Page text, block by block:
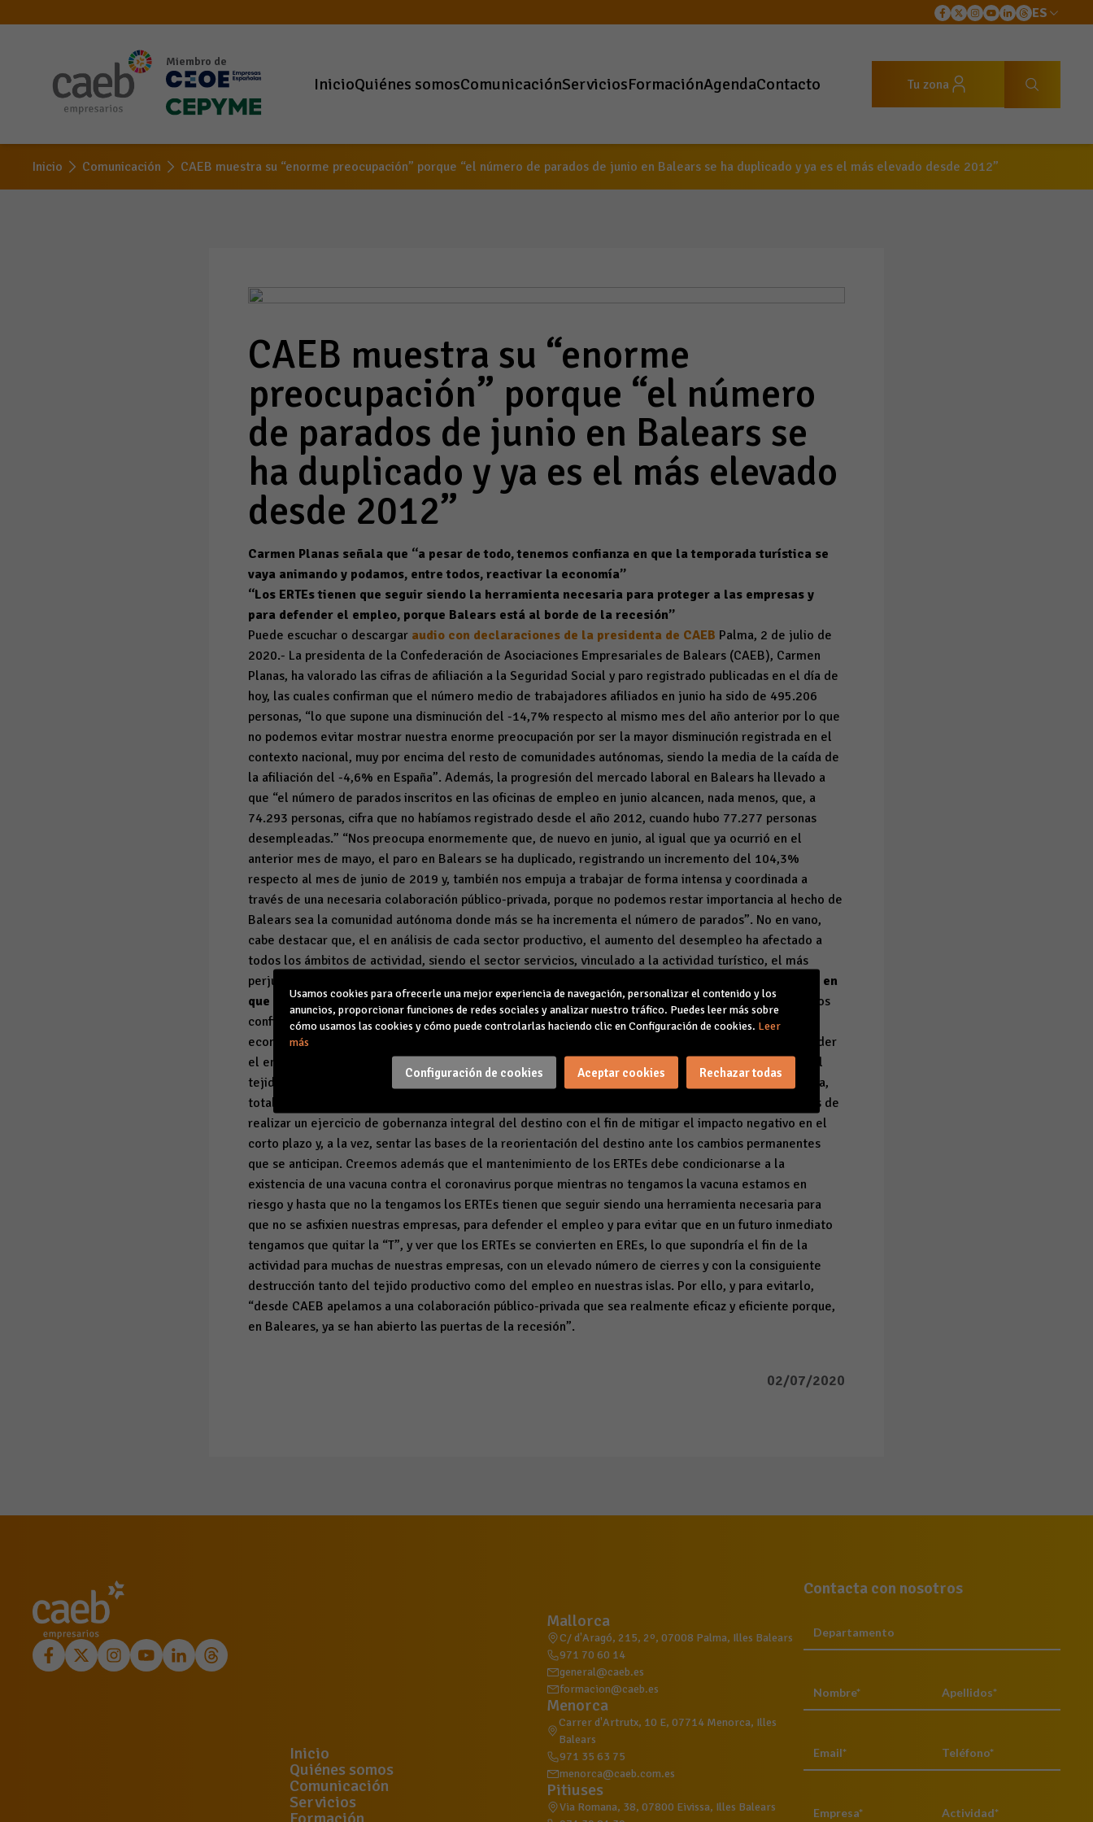
ES
Miembro de
InicioQuiénes somosComunicaciónServiciosFormaciónAgendaContacto Tu zona
Inicio Comunicación CAEB muestra su “enorme preocupación” porque “el número de parados de junio en Balears se ha duplicado y ya es el más elevado desde 2012”
CAEB muestra su “enorme
preocupación” porque “el número
de parados de junio en Balears se
ha duplicado y ya es el más elevado
desde 2012”
Carmen Planas señala que “a pesar de todo, tenemos confianza en que la temporada turística se
vaya animando y podamos, entre todos, reactivar la economía”
“Los ERTEs tienen que seguir siendo la herramienta necesaria para proteger a las empresas y
para defender el empleo, porque Balears está al borde de la recesión”
Puede escuchar o descargar audio con declaraciones de la presidenta de CAEB Palma, 2 de julio de
2020.- La presidenta de la Confederación de Asociaciones Empresariales de Balears (CAEB), Carmen
Planas, ha valorado las cifras de afiliación a la Seguridad Social y paro registrado publicadas en el día de
hoy, las cuales confirman que el número medio de trabajadores afiliados en junio ha sido de 495.206
personas, “lo que supone una disminución del -14,7% respecto al mismo mes del año anterior por lo que
no podemos evitar mostrar nuestra enorme preocupación por ser la mayor disminución registrada en el
contexto nacional, muy por encima del resto de comunidades autónomas, siendo la media de la caída de
la afiliación del -4,6% en España”. Además, la progresión del mercado laboral en Balears ha llevado a
que “el número de parados inscritos en las oficinas de empleo en junio alcancen, nada menos, que, a
74.293 personas, cifra que no habíamos registrado desde el año 2012, cuando hubo 77.277 personas
desempleadas.” “Nos preocupa enormemente que, de nuevo en junio, al igual que ya ocurrió en el
anterior mes de mayo, el paro en Balears se ha duplicado, registrando un incremento del 104,3%
respecto al mes de junio de 2019 y, también nos empuja a trabajar de forma intensa y coordinada a
través de una necesaria colaboración público-privada, porque no podemos restar importancia al hecho de
Balears sea la comunidad autónoma donde más se ha incrementa el número de parados”. No en vano,
cabe destacar que, el en análisis de cada sector productivo, el aumento del desempleo ha afectado a
todos los ámbitos de actividad, siendo el sector servicios, vinculado a la actividad turístico, el más
perjudicado con un dramático aumento del paro del 120,5%”.
“A pesar de todo, tenemos confianza en
que la temporada turística se vaya animando”Carmen Planas señala que “a pesar de todo, tenemos
confianza en que la temporada turística se vaya animando y podamos, entre todos, reactivar la
economía”. Por todo ello, la presidenta de CAEB, insiste en la urgencia “de entender que para defender
el empleo y los puestos de trabajo de los ciudadanos de Balears es totalmente necesario proteger al
tejido empresarial”. Planas ha insistido en que “Balears afronta este año una campaña turística inédita,
totalmente atípica y llena de incertidumbres por lo que desde CAEB apelamos a que seamos capaces de
realizar un ejercicio de gobernanza integral del destino con el fin de mitigar el impacto negativo en el
corto plazo y, a la vez, sentar las bases de la reorientación del destino ante los cambios permanentes
que se anticipan. Creemos además que el mantenimiento de los ERTEs debe condicionarse a la
existencia de una vacuna contra el coronavirus porque mientras no tengamos la vacuna estamos en
riesgo y hasta que no la tengamos los ERTEs tienen que seguir siendo una herramienta necesaria para
que no se asfixien nuestras empresas, para defender el empleo y para evitar que en un futuro inmediato
tengamos que quitar la “T”, y ver que los ERTEs se convierten en EREs, lo que supondría el fin de la
actividad para muchas de nuestras empresas, con un elevado número de cierres y con la consiguiente
destrucción tanto del tejido productivo como del empleo en nuestras islas. Por ello, y para evitarlo,
“desde CAEB apelamos a una colaboración público-privada que sea realmente eficaz y eficiente porque,
en Baleares, ya se han abierto las puertas de la recesión”.
02/07/2020
Inicio
Quiénes somos
Comunicación
Servicios
Formación
Mallorca
C/ d'Aragó, 215, 2º, 07008 Palma, Illes Balears
971 70 60 14
general@caeb.es
formacion@caeb.es
Menorca
Carrer d'Artrutx, 10 E, 07714 Menorca, Illes
Balears
971 35 63 75
menorca@caeb.com.es
Pitiuses
Via Romana, 38, 07800 Eivissa, Illes Balears
Contacta con nosotros
Usamos cookies para ofrecerle una mejor experiencia de navegación, personalizar el contenido y los
anuncios, proporcionar funciones de redes sociales y analizar nuestro tráfico. Puedes leer más sobre
cómo usamos las cookies y cómo puede controlarlas haciendo clic en Configuración de cookies. Leer
más
Configuración de cookies Aceptar cookies Rechazar todas